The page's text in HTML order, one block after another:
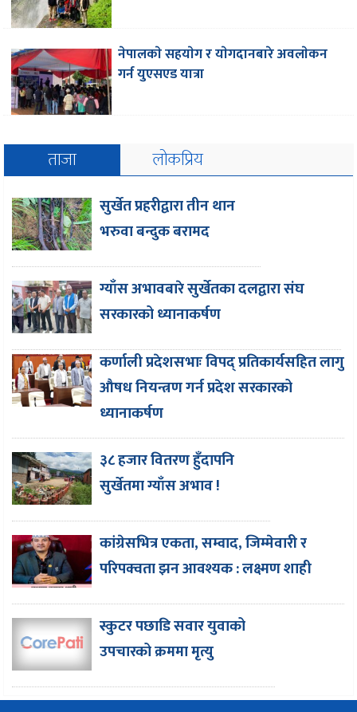
नेपालकाे सहयाेग र याेगदानबारे अवलाेकन
गर्न युएसएड यात्रा
ताजा लोकप्रिय
सुर्खेत प्रहरीद्वारा तीन थान
भरुवा बन्दुक बरामद
ग्याँस अभावबारे सुर्खेतका दलद्वारा संघ
सरकारको ध्यानाकर्षण
कर्णाली प्रदेशसभाः विपद् प्रतिकार्यसहित लागु
औषध नियन्त्रण गर्न प्रदेश सरकारको
ध्यानाकर्षण
३८ हजार वितरण हुँदापनि
सुर्खेतमा ग्याँस अभाव !
कांग्रेसभित्र एकता, सम्वाद, जिम्मेवारी र
परिपक्वता झन आवश्यक : लक्ष्मण शाही
स्कुटर पछाडि सवार युवाको
उपचारको क्रममा मृत्यु